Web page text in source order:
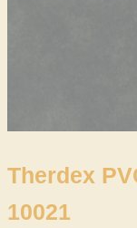
Therdex
10021